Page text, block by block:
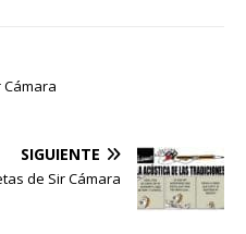
Cámara
SIGUIENTE
de Sir Cámara